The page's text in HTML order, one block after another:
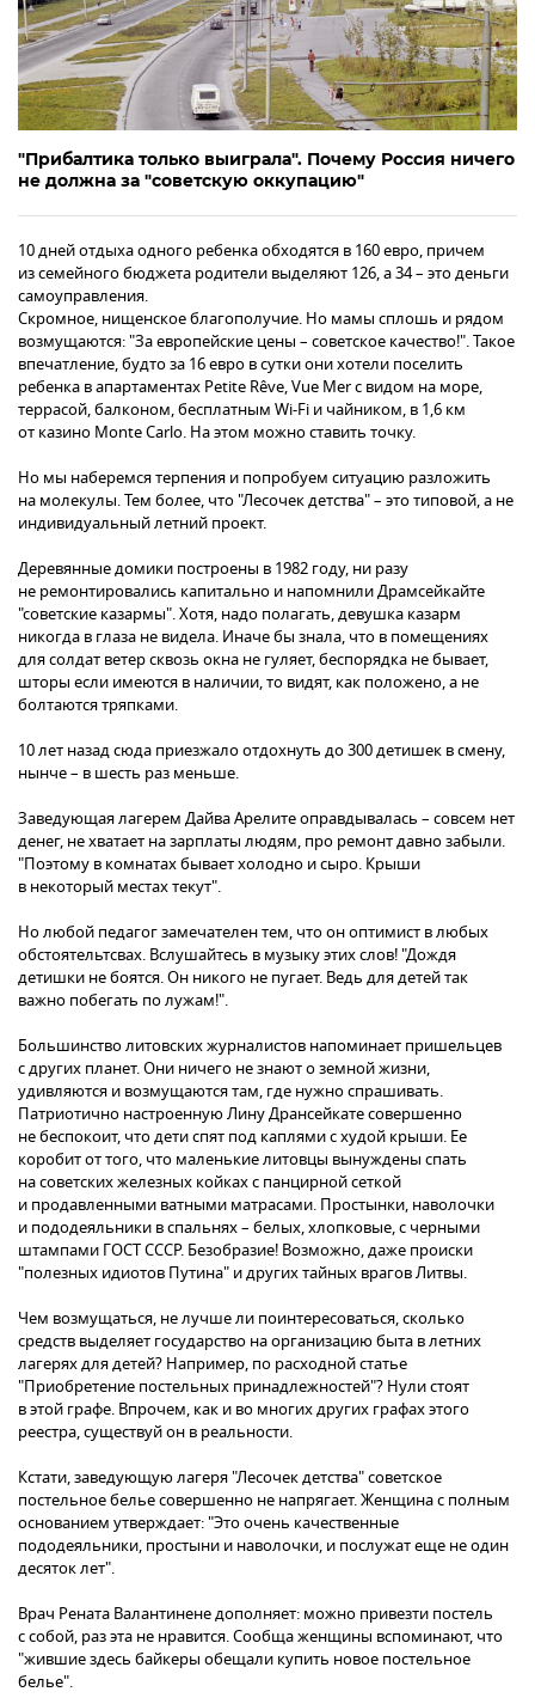
"Прибалтика только выиграла". Почему Россия ничего
не должна за "советскую оккупацию"
10 дней отдыха одного ребенка обходятся в 160 евро, причем
из семейного бюджета родители выделяют 126, а 34 – это деньги
самоуправления.
Скромное, нищенское благополучие. Но мамы сплошь и рядом
возмущаются: "За европейские цены – советское качество!". Такое
впечатление, будто за 16 евро в сутки они хотели поселить
ребенка в апартаментах Petite Rêve, Vue Mer с видом на море,
террасой, балконом, бесплатным Wi-Fi и чайником, в 1,6 км
от казино Monte Carlo. На этом можно ставить точку.
Но мы наберемся терпения и попробуем ситуацию разложить
на молекулы. Тем более, что "Лесочек детства" – это типовой, а не
индивидуальный летний проект.
Деревянные домики построены в 1982 году, ни разу
не ремонтировались капитально и напомнили Драмсейкайте
"советские казармы". Хотя, надо полагать, девушка казарм
никогда в глаза не видела. Иначе бы знала, что в помещениях
для солдат ветер сквозь окна не гуляет, беспорядка не бывает,
шторы если имеются в наличии, то видят, как положено, а не
болтаются тряпками.
10 лет назад сюда приезжало отдохнуть до 300 детишек в смену,
нынче – в шесть раз меньше.
Заведующая лагерем Дайва Арелите оправдывалась – совсем нет
денег, не хватает на зарплаты людям, про ремонт давно забыли.
"Поэтому в комнатах бывает холодно и сыро. Крыши
в некоторый местах текут".
Но любой педагог замечателен тем, что он оптимист в любых
обстоятельтсвах. Вслушайтесь в музыку этих слов! "Дождя
детишки не боятся. Он никого не пугает. Ведь для детей так
важно побегать по лужам!".
Большинство литовских журналистов напоминает пришельцев
с других планет. Они ничего не знают о земной жизни,
удивляются и возмущаются там, где нужно спрашивать.
Патриотично настроенную Лину Дрансейкате совершенно
не беспокоит, что дети спят под каплями с худой крыши. Ее
коробит от того, что маленькие литовцы вынуждены спать
на советских железных койках с панцирной сеткой
и продавленными ватными матрасами. Простынки, наволочки
и пододеяльники в спальнях – белых, хлопковые, с черными
штампами ГОСТ СССР. Безобразие! Возможно, даже происки
"полезных идиотов Путина" и других тайных врагов Литвы.
Чем возмущаться, не лучше ли поинтересоваться, сколько
средств выделяет государство на организацию быта в летних
лагерях для детей? Например, по расходной статье
"Приобретение постельных принадлежностей"? Нули стоят
в этой графе. Впрочем, как и во многих других графах этого
реестра, существуй он в реальности.
Кстати, заведующую лагеря "Лесочек детства" советское
постельное белье совершенно не напрягает. Женщина с полным
основанием утверждает: "Это очень качественные
пододеяльники, простыни и наволочки, и послужат еще не один
десяток лет".
Врач Рената Валантинене дополняет: можно привезти постель
с собой, раз эта не нравится. Сообща женщины вспоминают, что
"жившие здесь байкеры обещали купить новое постельное
белье".